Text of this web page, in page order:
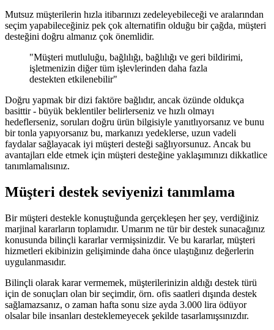
Mutsuz müşterilerin hızla itibarınızı zedeleyebileceği ve aralarından
seçim yapabileceğiniz pek çok alternatifin olduğu bir çağda, müşteri
desteğini doğru almanız çok önemlidir.
"Müşteri mutluluğu, bağlılığı, bağlılığı ve geri bildirimi,
işletmenizin diğer tüm işlevlerinden daha fazla
destekten etkilenebilir"
Doğru yapmak bir dizi faktöre bağlıdır, ancak özünde oldukça
basittir - büyük beklentiler belirlerseniz ve hızlı olmayı
hedeflerseniz, soruları doğru ürün bilgisiyle yanıtlıyorsanız ve bunu
bir tonla yapıyorsanız bu, markanızı yedeklerse, uzun vadeli
faydalar sağlayacak iyi müşteri desteği sağlıyorsunuz. Ancak bu
avantajları elde etmek için müşteri desteğine yaklaşımınızı dikkatlice
tanımlamalısınız.
Müşteri destek seviyenizi tanımlama
Bir müşteri destekle konuştuğunda gerçekleşen her şey, verdiğiniz
marjinal kararların toplamıdır. Umarım ne tür bir destek sunacağınız
konusunda bilinçli kararlar vermişsinizdir. Ve bu kararlar, müşteri
hizmetleri ekibinizin gelişiminde daha önce ulaştığınız değerlerin
uygulanmasıdır.
Bilinçli olarak karar vermemek, müşterilerinizin aldığı destek türü
için de sonuçları olan bir seçimdir, örn. ofis saatleri dışında destek
sağlamazsanız, o zaman hafta sonu size ayda 3.000 lira ödüyor
olsalar bile insanları desteklemeyecek şekilde tasarlamışsınızdır.